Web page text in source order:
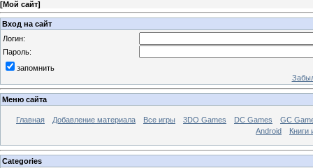
[Мой сайт]
Вход на сайт
Логин:
Пароль:
запомнить
Меню сайта
Главная Добавление материала Все игры 3DO Games DC Games
GC
Android
Книги
Categories